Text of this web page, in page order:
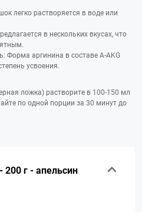
легко растворяется в воде или
в нескольких вкусах, что
Форма аргинина в составе A-AKG
усвоения.
ложка) растворите в 100-150 мл
по одной порции за 30 минут до
200 г - апельсин